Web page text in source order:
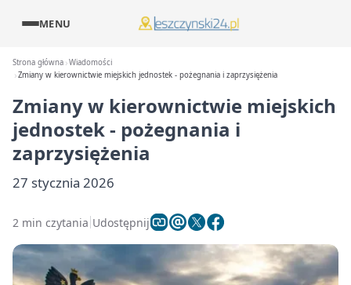
MENU
Strona główna Wiadomości
Zmiany w kierownictwie miejskich jednostek - pożegnania i zaprzysiężenia
Zmiany w kierownictwie miejskich
jednostek - pożegnania i
zaprzysiężenia
27 stycznia 2026
2 min czytania Udostępnij